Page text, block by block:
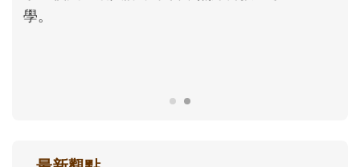
正嘗試用不同的模樣，參與孩子每個重要的